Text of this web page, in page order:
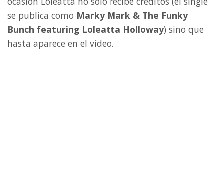
se publica como Marky Mark & The Funky
Bunch featuring Loleatta Holloway) sino que
hasta aparece en el vídeo.